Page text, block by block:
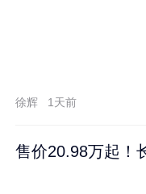
徐辉 1天前
售价20.98万起！